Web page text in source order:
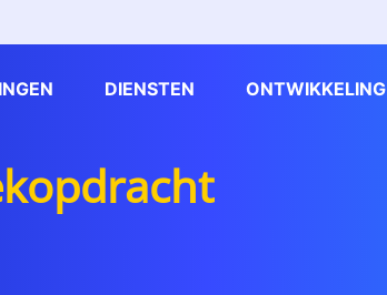
DIENSTEN ONTWIKKELING